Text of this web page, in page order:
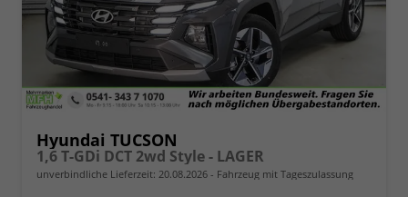
Hyundai TUCSON
1,6 T-GDi DCT 2wd Style - LAGER
unverbindliche Lieferzeit: 20.08.2026 Fahrzeug mit Tageszulassung